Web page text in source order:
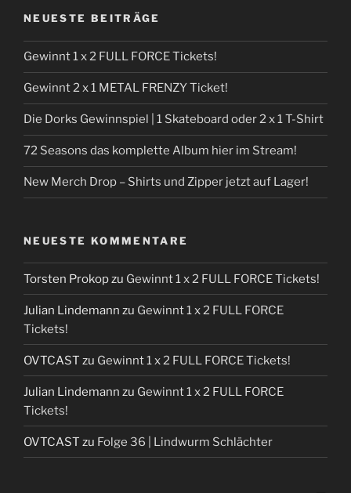
NEUESTE BEITRÄGE
Gewinnt 1 x 2 FULL FORCE Tickets!
Gewinnt 2 x 1 METAL FRENZY Ticket!
Die Dorks Gewinnspiel | 1 Skateboard oder 2 x 1 T-Shirt
72 Seasons das komplette Album hier im Stream!
New Merch Drop – Shirts und Zipper jetzt auf Lager!
NEUESTE KOMMENTARE
Torsten Prokopzu Gewinnt 1 x 2 FULL FORCE Tickets!
Julian Lindemann zu Gewinnt 1 x 2 FULL FORCE
Tickets!
OVTCAST zu Gewinnt 1 x 2 FULL FORCE Tickets!
Julian Lindemann zu Gewinnt 1 x 2 FULL FORCE
Tickets!
OVTCAST zu Folge 36 | Lindwurm Schlächter